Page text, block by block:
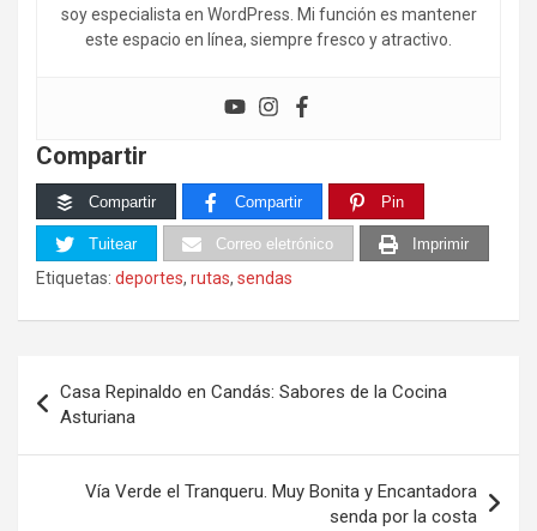
soy especialista en WordPress. Mi función es mantener
este espacio en línea, siempre fresco y atractivo.
Compartir
Compartir Compartir Pin
Tuitear Correo eletrónico Imprimir
Etiquetas: deportes, rutas, sendas
de
entradas
Casa Repinaldo en Candás: Sabores de la Cocina
Asturiana
Vía Verde el Tranqueru. Muy Bonita y Encantadora
senda por la costa